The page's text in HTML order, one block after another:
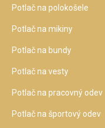
Potlač na polokošele
Potlač na mikiny
Potlač na bundy
Potlač na vesty
Potlač na pracovný odev
Potlač na športový odev